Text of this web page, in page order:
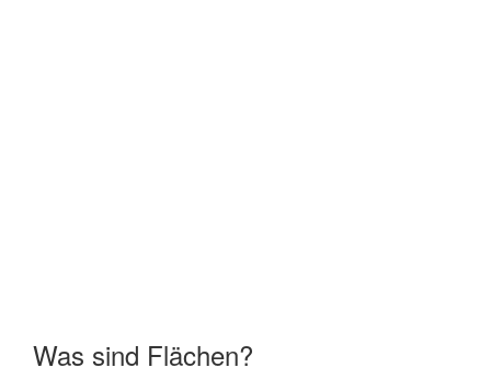
Was sind Flächen?